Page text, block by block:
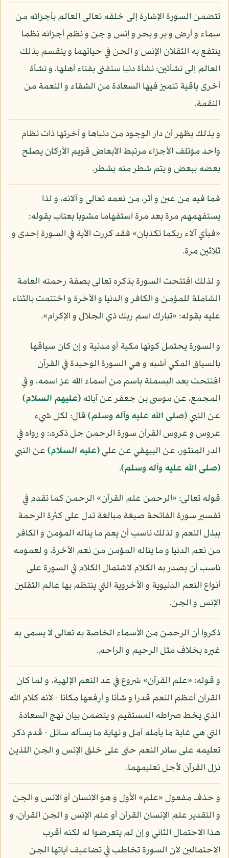
تتضمن السورة الإشارة إلى خلقه تعالى العالم بأجزائه من
سماء و أرض و بر و بحر و إنس و جن و نظم أجزائه نظما
ينتفع به الثقلان الإنس و الجن في حياتهما و ينقسم بذلك
العالم إلى نشأتين: نشأة دنيا ستفنى بفناء أهلها، و نشأة
أخرى باقية تتميز فيها السعادة من الشقاء و النعمة من
النقمة.
و بذلك يظهر أن دار الوجود من دنياها و آخرتها ذات نظام
واحد مؤتلف الأجزاء مرتبط الأبعاض قويم الأركان يصلح
بعضه ببعض و يتم شطر منه بشطر.
فما فيه من عين و أثر، من نعمه تعالى و آلائه، و لذا
يستفهمهم مرة بعد مرة استفهاما مشوبا بعتاب بقوله:
«فبأي آلاء ربكما تكذبان» فقد كررت الآية في السورة إحدى و
ثلاثين مرة.
و لذلك افتتحت السورة بذكره تعالى بصفة رحمته العامة
الشاملة للمؤمن و الكافر و الدنيا و الآخرة و اختتمت بالثناء
عليه بقوله: «تبارك اسم ربك ذي الجلال و الإكرام».
و السورة يحتمل كونها مكية أو مدنية و إن كان سياقها
بالسياق المكي أشبه و هي السورة الوحيدة في القرآن
افتتحت بعد البسملة باسم من أسماء الله عز اسمه، و في
المجمع، عن موسى بن جعفر عن آبائه(عليهم السلام)
عن النبي(صلى الله عليه وآله وسلم)قال: لكل شيء
عروس و عروس القرآن سورة الرحمن جل ذكره،: و رواه في
الدر المنثور، عن البيهقي عن علي(عليه السلام)عن النبي
(صلى الله عليه وآله وسلم).
قوله تعالى: «الرحمن علم القرآن» الرحمن كما تقدم في
تفسير سورة الفاتحة صيغة مبالغة تدل على كثرة الرحمة
ببذل النعم و لذلك ناسب أن يعم ما يناله المؤمن و الكافر
من نعم الدنيا و ما يناله المؤمن من نعم الآخرة، و لعمومه
ناسب أن يصدر به الكلام لاشتمال الكلام في السورة على
أنواع النعم الدنيوية و الأخروية التي ينتظم بها عالم الثقلين
الإنس و الجن.
ذكروا أن الرحمن من الأسماء الخاصة به تعالى لا يسمى به
غيره بخلاف مثل الرحيم و الراحم.
و قوله: «علم القرآن» شروع في عد النعم الإلهية، و لما كان
القرآن أعظم النعم قدرا و شأنا و أرفعها مكانا - لأنه كلام الله
الذي يخط صراطه المستقيم و يتضمن بيان نهج السعادة
التي هي غاية ما يأمله آمل و نهاية ما يسأله سائل - قدم ذكر
تعليمه على سائر النعم حتى على خلق الإنس و الجن اللذين
نزل القرآن لأجل تعليمهما.
و حذف مفعول «علم» الأول و هو الإنسان أو الإنس و الجن
و التقدير علم الإنسان القرآن أو علم الإنس و الجن القرآن، و
هذا الاحتمال الثاني و إن لم يتعرضوا له لكنه أقرب
الاحتمالين لأن السورة تخاطب في تضاعيف آياتها الجن